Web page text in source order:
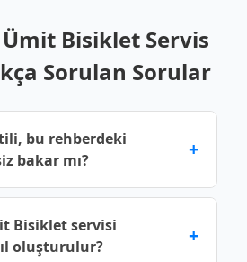
Bisiklet Servis
Sorulan Sorular
bu rehberdeki
bakar mı?
+
eden cihazlar için yetkili
başvurmalısınız. Bu rehberde
Bisiklet servisi
oluşturulur?
+